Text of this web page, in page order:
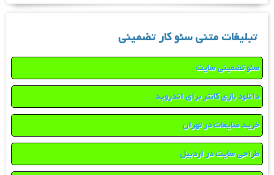
تبلیغات متنی سئو کار تضمینی
سئو تضمینی سایت
دانلود بازی کانتر برای اندروید
خرید ضایعات در تهران
طراحی سایت در اردبیل